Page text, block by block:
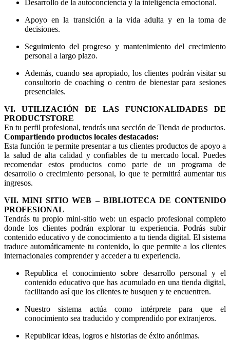
Desarrollo de la autoconciencia y la inteligencia emocional.
Apoyo en la transición a la vida adulta y en la toma de
decisiones.
Seguimiento del progreso y mantenimiento del crecimiento
personal a largo plazo.
Además, cuando sea apropiado, los clientes podrán visitar su
consultorio de coaching o centro de bienestar para sesiones
presenciales.
VI. UTILIZACIÓN DE LAS FUNCIONALIDADES DE
PRODUCTSTORE
En tu perfil profesional, tendrás una sección de Tienda de productos.
Compartiendo productos locales destacados:
Esta función te permite presentar a tus clientes productos de apoyo a
la salud de alta calidad y confiables de tu mercado local. Puedes
recomendar estos productos como parte de un programa de
desarrollo o crecimiento personal, lo que te permitirá aumentar tus
ingresos.
VII. MINI SITIO WEB – BIBLIOTECA DE CONTENIDO
PROFESIONAL
Tendrás tu propio mini-sitio web: un espacio profesional completo
donde los clientes podrán explorar tu experiencia. Podrás subir
contenido educativo y de conocimiento a tu tienda digital. El sistema
traduce automáticamente tu contenido, lo que permite a los clientes
internacionales comprender y acceder a tu experiencia.
Republica el conocimiento sobre desarrollo personal y el
contenido educativo que has acumulado en una tienda digital,
facilitando así que los clientes te busquen y te encuentren.
Nuestro sistema actúa como intérprete para que el
conocimiento sea traducido y comprendido por extranjeros.
Republicar ideas, logros e historias de éxito anónimas.